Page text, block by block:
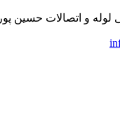
لوله و اتصالات حسین پور